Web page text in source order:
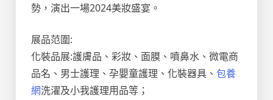
勢，演出一場2024美妝盛宴。
展品范圍:
化裝品展:護膚品、彩妝、面膜、噴鼻水、微電商
品名、男士護理、孕嬰童護理、化裝器具、 包養
網洗濯及小我護理用品等；